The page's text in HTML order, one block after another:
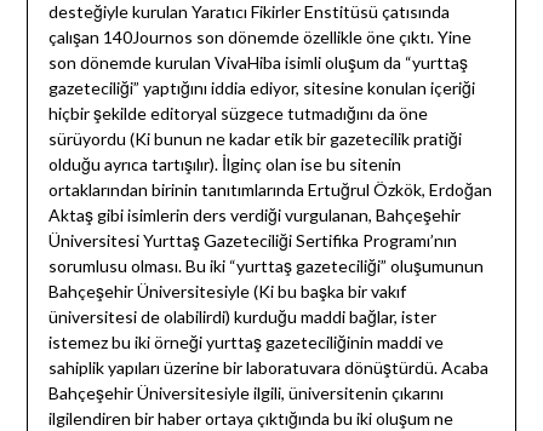
desteğiyle kurulan Yaratıcı Fikirler Enstitüsü çatısında
çalışan 140Journos son dönemde özellikle öne çıktı. Yine
son dönemde kurulan VivaHiba isimli oluşum da “yurttaş
gazeteciliği” yaptığını iddia ediyor, sitesine konulan içeriği
hiçbir şekilde editoryal süzgece tutmadığını da öne
sürüyordu (Ki bunun ne kadar etik bir gazetecilik pratiği
olduğu ayrıca tartışılır). İlginç olan ise bu sitenin
ortaklarından birinin tanıtımlarında Ertuğrul Özkök, Erdoğan
Aktaş gibi isimlerin ders verdiği vurgulanan, Bahçeşehir
Üniversitesi Yurttaş Gazeteciliği Sertifika Programı’nın
sorumlusu olması. Bu iki “yurttaş gazeteciliği” oluşumunun
Bahçeşehir Üniversitesiyle (Ki bu başka bir vakıf
üniversitesi de olabilirdi) kurduğu maddi bağlar, ister
istemez bu iki örneği yurttaş gazeteciliğinin maddi ve
sahiplik yapıları üzerine bir laboratuvara dönüştürdü. Acaba
Bahçeşehir Üniversitesiyle ilgili, üniversitenin çıkarını
ilgilendiren bir haber ortaya çıktığında bu iki oluşum ne